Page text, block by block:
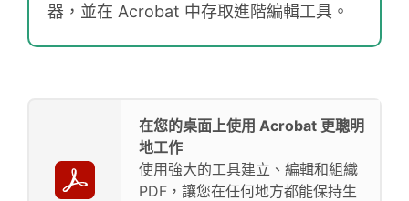
器，並在 Acrobat 中存取進階編輯工具。
在您的桌面上使用 Acrobat 更聰明
地工作
使用強大的工具建立、編輯和組織
PDF，讓您在任何地方都能保持生